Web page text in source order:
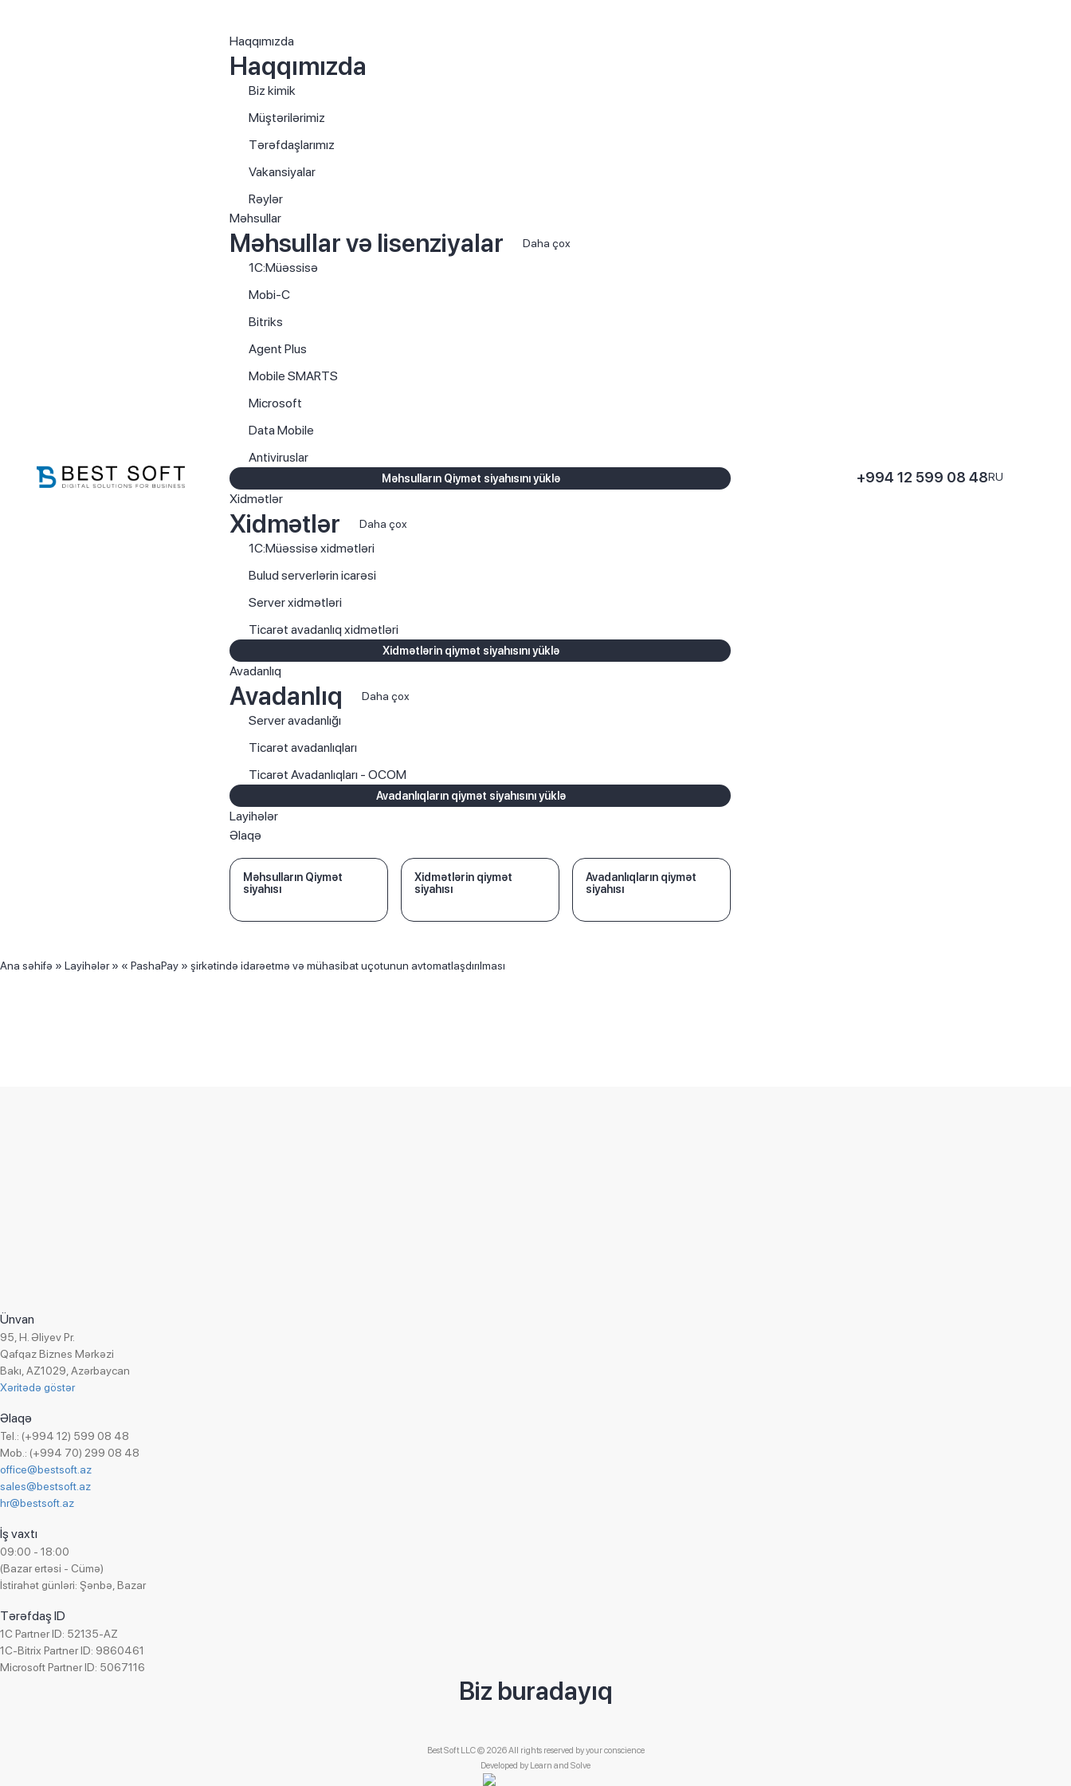
Haqqımızda
Haqqımızda
Biz kimik
Müştərilərimiz
Tərəfdaşlarımız
Vakansiyalar
Rəylər
Məhsullar
Məhsullar və lisenziyalar Daha çox
1C:Müəssisə
Mobi-C
Bitriks
Agent Plus
Mobile SMARTS
Microsoft
Data Mobile
Antiviruslar
Məhsulların Qiymət siyahısını yüklə
Xidmətlər
Xidmətlər Daha çox
1C:Müəssisə xidmətləri
Bulud serverlərin icarəsi
Server xidmətləri
Ticarət avadanlıq xidmətləri
Xidmətlərin qiymət siyahısını yüklə
Avadanlıq
Avadanlıq Daha çox
Server avadanlığı
Ticarət avadanlıqları
Ticarət Avadanlıqları - OCOM
Avadanlıqların qiymət siyahısını yüklə
Layihələr
Əlaqə
Məhsulların Qiymət
siyahısı
Xidmətlərin qiymət
siyahısı
Avadanlıqların qiymət
siyahısı
+994 12 599 08 48RU
Ana səhifə » Layihələr» « PashaPay » şirkətində idarəetmə və mühasibat uçotunun avtomatlaşdırılması
Sahə:
Tətbiq olunma tarixi:
Layihə rəhbəri: Osmanov Rəşid
Ünvan
95, H. Əliyev Pr.
Qafqaz Biznes Mərkəzi
Bakı, AZ1029, Azərbaycan
Xəritədə göstər
Əlaqə
Tel.: (+994 12) 599 08 48
Mob.: (+994 70) 299 08 48
office@bestsoft.az
sales@bestsoft.az
hr@bestsoft.az
İş vaxtı
09:00 - 18:00
(Bazar ertəsi - Cümə)
İstirahət günləri: Şənbə, Bazar
Tərəfdaş ID
1C Partner ID: 52135-AZ
1C-Bitrix Partner ID: 9860461
Microsoft Partner ID: 5067116
Biz buradayıq
Best Soft LLC © 2026 All rights reserved by your conscience
Developed by Learn and Solve